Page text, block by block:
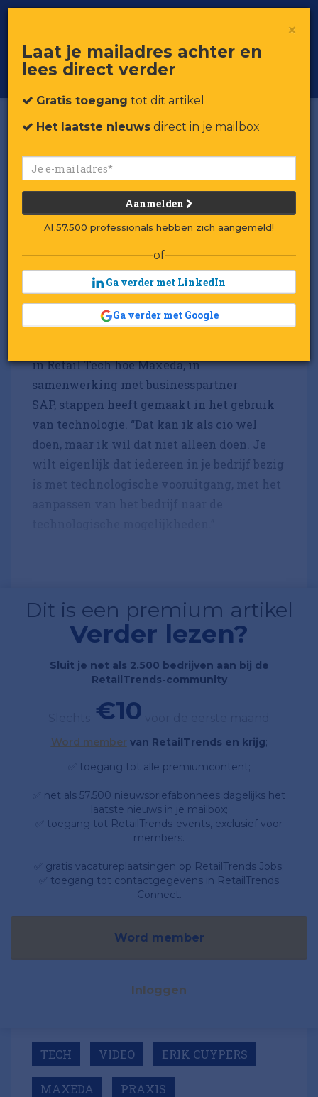
Voor professionals in retail & brands
Toggle
Video: De reis van Maxeda
naar technologische
vooruitgang
Gepubliceerd op 12 februari 2024 om 13:10
E
rik Cuypers is cio van
Maxeda, het moederbedrijf van Praxis
en het Belgische Brico. Hij vertelt op
in Retail Tech hoe Maxeda, in
samenwerking met businesspartner
SAP, stappen heeft gemaakt in het gebruik
van technologie. “Dat kan ik als cio wel
doen, maar ik wil dat niet alleen doen. Je
wilt eigenlijk dat iedereen in je bedrijf bezig
is met technologische vooruitgang, met het
Dit is een premium artikel
Verder lezen?
Sluit je net als 2.500 bedrijven aan bij de
RetailTrends-community
€10
Word member van RetailTrends en krijg;
✅ toegang tot alle premiumcontent;
✅ net als 57.500 nieuwsbriefabonnees dagelijks het
laatste nieuws in je mailbox;
✅ toegang tot RetailTrends-events, exclusief voor
members.
✅ gratis vacatureplaatsingen op RetailTrends Jobs;
✅ toegang tot contactgegevens in RetailTrends
Connect.
Word member
Inloggen
TECH VIDEO ERIK CUYPERS
MAXEDA PRAXIS
×
Laat je mailadres achter en
lees direct verder
Gratis toegang tot dit artikel
Het laatste nieuws direct in je mailbox
Aanmelden
Al 57.500 professionals hebben zich aangemeld!
of
Ga verder met LinkedIn
Ga verder met Google